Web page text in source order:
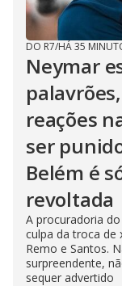
DO R7/HÁ 35
Neymar
reações
ser
Belém é
revoltada
A procuradoria
culpa da troca
Remo e Santos.
surpreendente,
sequer advertido